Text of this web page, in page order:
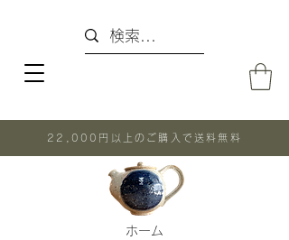
22,000円以上のご購入で送料無料
ホーム